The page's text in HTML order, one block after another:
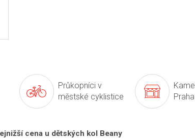
Průkopníci v
městské cyklistice
Praha
cena u dětských kol Beany